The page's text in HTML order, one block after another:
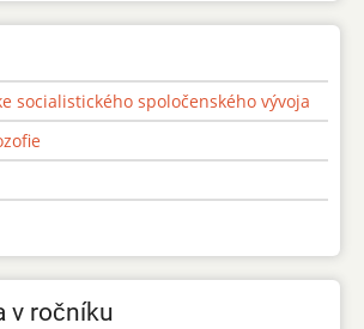
socialistického spoločenského vývoja
v ročníku